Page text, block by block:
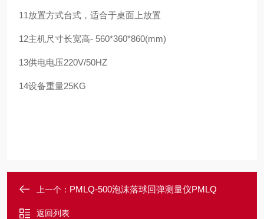
11放置方式台式，适合于桌面上放置
12主机尺寸长宽高- 560*360*860(mm)
13供电电压220V/50HZ
14设备重量25KG
上一个： PMLQ-500泡沫落球回弹测量仪PMLQ
返回列表